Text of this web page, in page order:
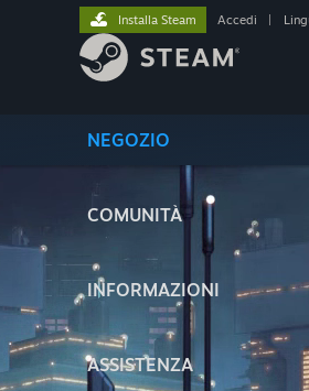
NEGOZIO
COMUNITÀ
INFORMAZIONI
ASSISTENZA
Installa Steam Accedi